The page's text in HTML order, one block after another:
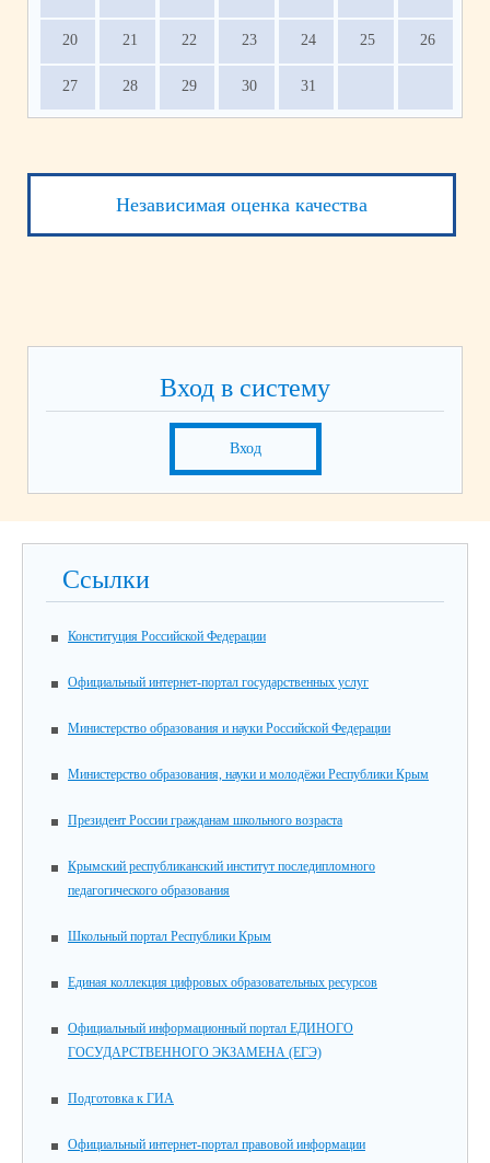
20 21 22 23 24 25 26
27 28 29 30 31
Независимая оценка качества
Вход в систему
Вход
Ссылки
Конституция Российской Федерации
Официальный интернет-портал государственных услуг
Министерство образования и науки Российской Федерации
Министерство образования, науки и молодёжи Республики Крым
Президент России гражданам школьного возраста
Крымский республиканский институт последипломного
педагогического образования
Школьный портал Республики Крым
Единая коллекция цифровых образовательных ресурсов
Официальный информационный портал ЕДИНОГО
ГОСУДАРСТВЕННОГО ЭКЗАМЕНА (ЕГЭ)
Подготовка к ГИА
Официальный интернет-портал правовой информации